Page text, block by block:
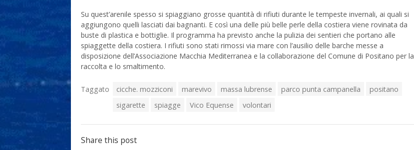
Su quest’arenile spesso si spiaggiano grosse quantità di rifiuti durante le tempeste invernali, ai quali si
aggiungono quelli lasciati dai bagnanti. E così una delle più belle perle della costiera viene rovinata da
buste di plastica e bottiglie. Il programma ha previsto anche la pulizia dei sentieri che portano alle
spiaggette della costiera. I rifiuti sono stati rimossi via mare con l’ausilio delle barche messe a
disposizione dell’Associazione Macchia Mediterranea e la collaborazione del Comune di Positano per la
raccolta e lo smaltimento.
Taggato cicche. mozziconi marevivo massa lubrense parco punta campanella
positano
sigarette
spiagge Vico Equense volontari
Share this post